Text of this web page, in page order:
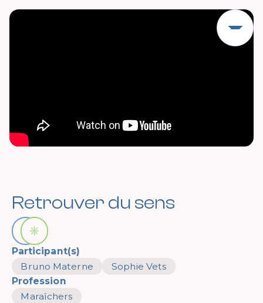
Retrouver du sens
Participant(s)
Bruno Materne
Sophie Vets
Profession
Maraîchers